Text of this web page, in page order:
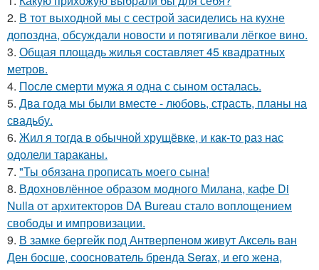
2. В тот выходной мы с сестрой засиделись на кухне
допоздна, обсуждали новости и потягивали лёгкое вино.
3. Общая площадь жилья составляет 45 квадратных
метров.
4. После смерти мужа я одна с сыном осталась.
5. Два года мы были вместе - любовь, страсть, планы на
свадьбу.
6. Жил я тогда в обычной хрущёвке, и как-то раз нас
одолели тараканы.
7. "Ты обязана прописать моего сына!
8. Вдохновлённое образом модного Милана, кафе Di
Nulla от архитекторов DA Bureau стало воплощением
свободы и импровизации.
9. В замке бергейк под Антверпеном живут Аксель ван
Ден босше, сооснователь бренда Serax, и его жена,